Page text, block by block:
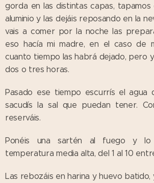
gorda en las distintas capas,
aluminio y las dejáis reposando en la
vais a comer por la noche las
eso hacía mi madre, en el caso de
cuanto tiempo las habrá dejado, pero
dos o tres horas.
Pasado ese tiempo escurrís el agua
sacudís la sal que puedan tener.
reserváis.
Ponéis una sartén al fuego y lo
temperatura media alta, del 1 al 10
Las rebozáis en harina y huevo batido,